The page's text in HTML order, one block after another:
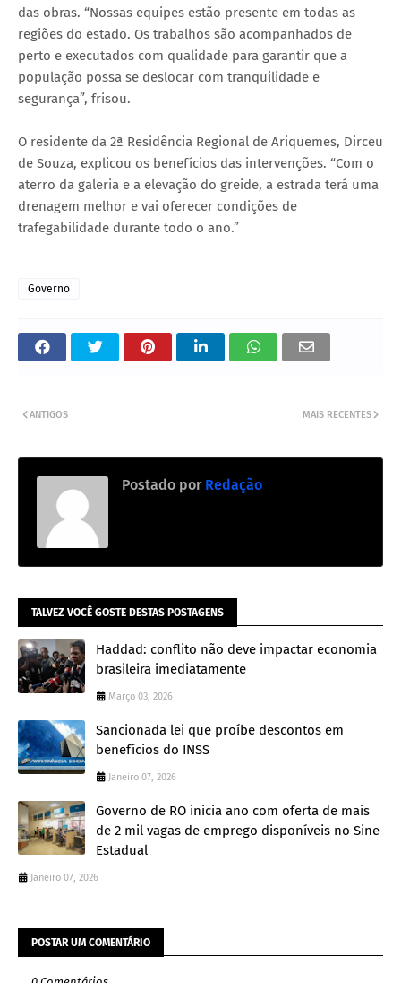
das obras. “Nossas equipes estão presente em todas as
regiões do estado. Os trabalhos são acompanhados de
perto e executados com qualidade para garantir que a
população possa se deslocar com tranquilidade e
segurança”, frisou.
O residente da 2ª Residência Regional de Ariquemes, Dirceu
de Souza, explicou os benefícios das intervenções. “Com o
aterro da galeria e a elevação do greide, a estrada terá uma
drenagem melhor e vai oferecer condições de
trafegabilidade durante todo o ano.”
Governo
MAIS RECENTES
ANTIGOS
Postado por Redação
TALVEZ VOCÊ GOSTE DESTAS POSTAGENS
Haddad: conflito não deve impactar economia
brasileira imediatamente
Março 03, 2026
Sancionada lei que proíbe descontos em
benefícios do INSS
Janeiro 07, 2026
Governo de RO inicia ano com oferta de mais
de 2 mil vagas de emprego disponíveis no Sine
Estadual
Janeiro 07, 2026
POSTAR UM COMENTÁRIO